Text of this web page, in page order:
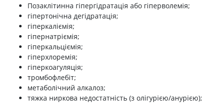
Позаклітинна гіпергідратація або гіперволемія;
гіпертонічна дегідратація;
гіперкаліємія;
гіпернатріємія;
гіперкальціємія;
гіперхлоремія;
гіперкоагуляція;
тромбофлебіт;
метаболічний алкалоз;
тяжка ниркова недостатність (з олігурією/анурією);